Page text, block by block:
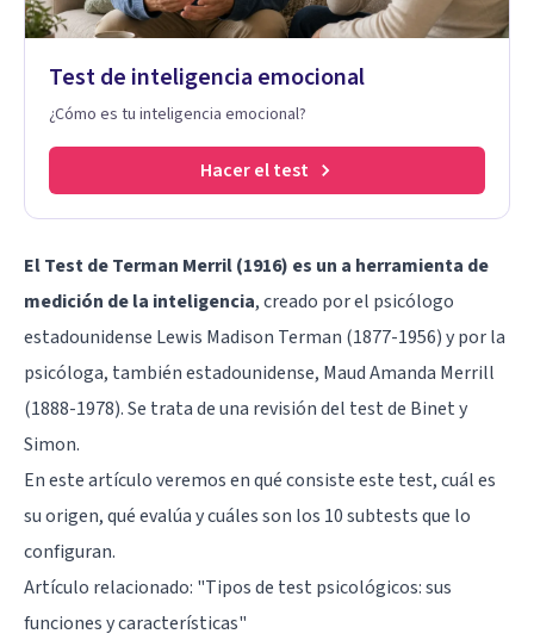
Test de inteligencia emocional
¿Cómo es tu inteligencia emocional?
Hacer el test
El Test de Terman Merril (1916) es un a herramienta de
medición de la inteligencia, creado por el psicólogo
estadounidense Lewis Madison Terman (1877-1956) y por la
psicóloga, también estadounidense, Maud Amanda Merrill
(1888-1978). Se trata de una revisión del test de Binet y
Simon.
En este artículo veremos en qué consiste este test, cuál es
su origen, qué evalúa y cuáles son los 10 subtests que lo
configuran.
Artículo relacionado: "Tipos de test psicológicos: sus
funciones y características"